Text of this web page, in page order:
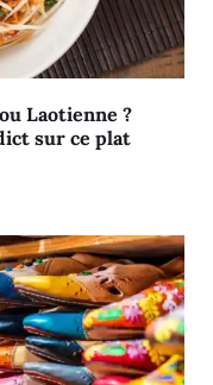
Laotienne ?
sur ce plat